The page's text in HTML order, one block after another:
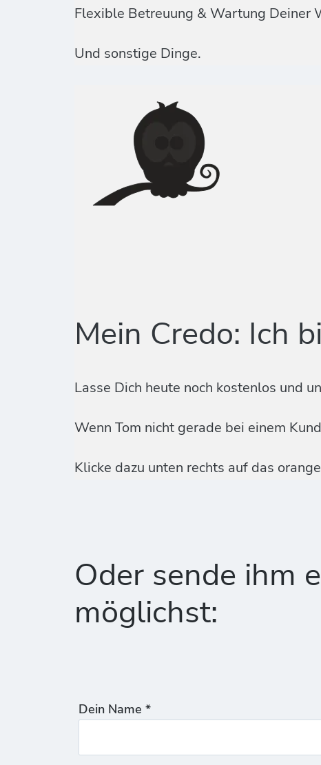
Flexible Betreuung & Wartung Deiner
Und sonstige Dinge.
Mein Credo: Ich
Lasse Dich heute noch kostenlos und
Wenn Tom nicht gerade bei einem
Klicke dazu unten rechts auf das
Oder sende ihm
möglichst:
Dein Name *